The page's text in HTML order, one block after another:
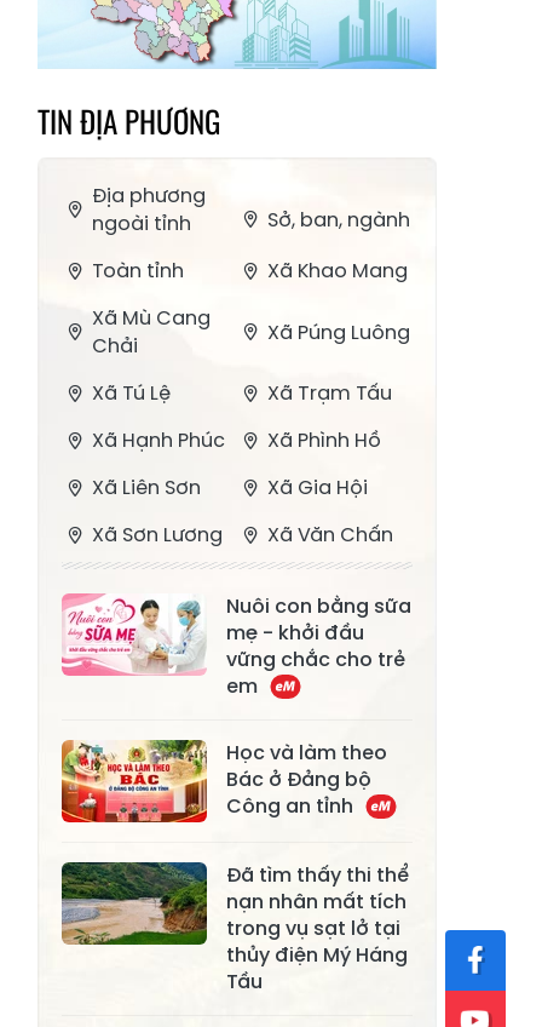
TIN ĐỊA PHƯƠNG
Địa phương
ngoài tỉnh
Sở, ban, ngành
Toàn tỉnh
Xã Khao Mang
Xã Mù Cang
Chải
Xã Púng Luông
Xã Tú Lệ
Xã Trạm Tấu
Xã Hạnh Phúc
Xã Phình Hồ
Xã Liên Sơn
Xã Gia Hội
Xã Sơn Lương
Xã Văn Chấn
Bằng La
Xã Chấn Thịnh
Xã Nghĩa Tâm
Xã Phong Dụ
Hạ
Xã Đông
Cuông
Xã Tân Hợp
Xã Mỏ Vàng
Xã Lâm
Thượng
Nuôi con bằng sữa
mẹ - khởi đầu
vững chắc cho trẻ
em
Học và làm theo
Bác ở Đảng bộ
Công an tỉnh
Đã tìm thấy thi thể
nạn nhân mất tích
trong vụ sạt lở tại
thủy điện Mý Háng
Tầu